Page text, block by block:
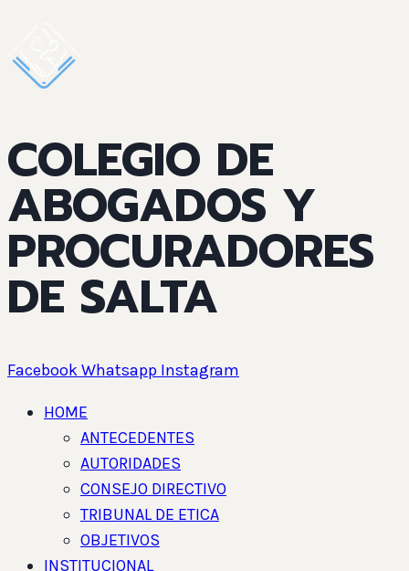
COLEGIO DE
ABOGADOS Y
PROCURADORES
DE SALTA
FacebookWhatsapp Instagram
HOME
ANTECEDENTES
AUTORIDADES
CONSEJO DIRECTIVO
TRIBUNAL DE ETICA
OBJETIVOS
INSTITUCIONAL